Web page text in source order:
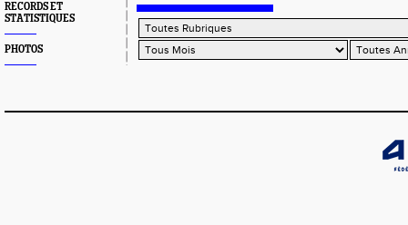
RECORDS ET
STATISTIQUES
PHOTOS